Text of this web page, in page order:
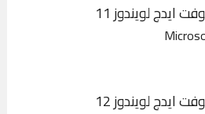
لويندوز 11
لويندوز 12